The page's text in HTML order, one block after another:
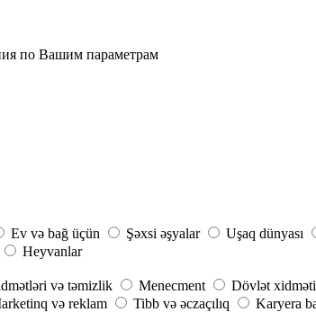
по Вашим параметрам
Ev və bağ üçün Şəxsi əşyalar Uşaq dünyası
Heyvanlar
və təmizlik Menecment Dövlət xidməti
və reklam Tibb və əczaçılıq Karyera